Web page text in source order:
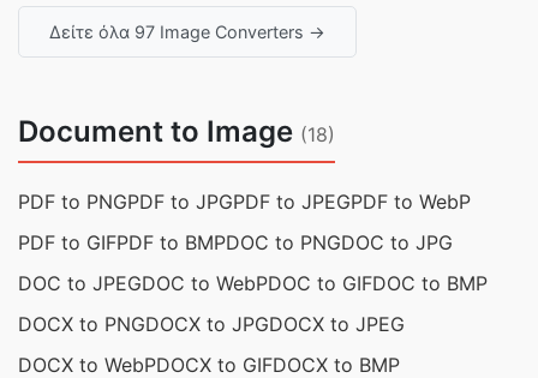
Δείτε όλα 97 Image Converters →
Document to Image (18)
PDF to PNGPDF to JPGPDF to JPEGPDF to WebP
PDF to GIFPDF to BMPDOC to PNGDOC to JPG
DOC to JPEGDOC to WebPDOC to GIFDOC to BMP
DOCX to PNGDOCX to JPGDOCX to JPEG
DOCX to WebPDOCX to GIFDOCX to BMP